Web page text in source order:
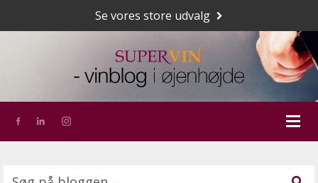
Se vores store udvalg
Dette er et søgefelt med en tilknyttet funktion for